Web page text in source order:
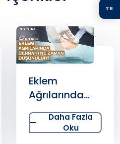
TR
Eklem
Ağrılarında
Cerrahi Ne
Zaman
Düşünülür?
Daha Fazla
Oku